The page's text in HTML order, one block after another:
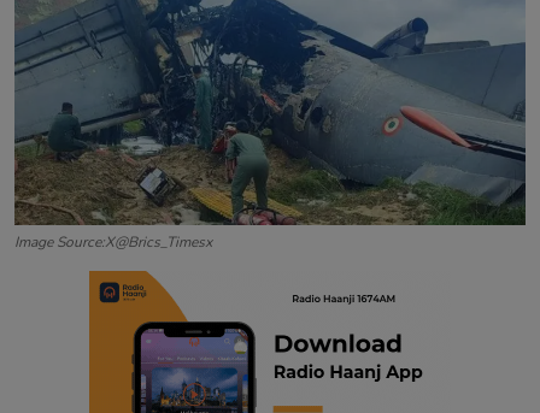
Image Source:X@Brics_Timesx